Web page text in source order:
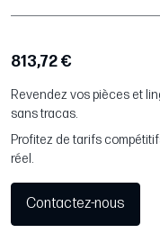
813,72 €
Revendez vos pièces et
sans tracas.
Profitez de tarifs
réel.
Contactez-nous